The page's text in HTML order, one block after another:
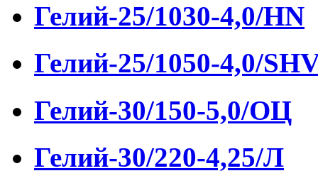
Гелий-25/1030-4,0/HN
Гелий-25/1050-4,0/
Гелий-30/150-5,0/ОЦ
Гелий-30/220-4,25/Л